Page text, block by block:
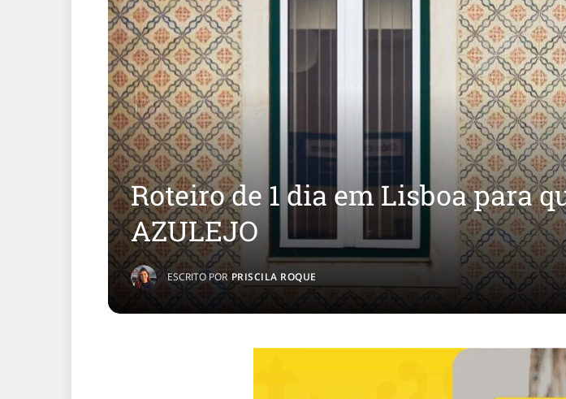
Roteiro de 1 dia em Lisboa para
AZULEJO
ESCRITO POR PRISCILA ROQUE